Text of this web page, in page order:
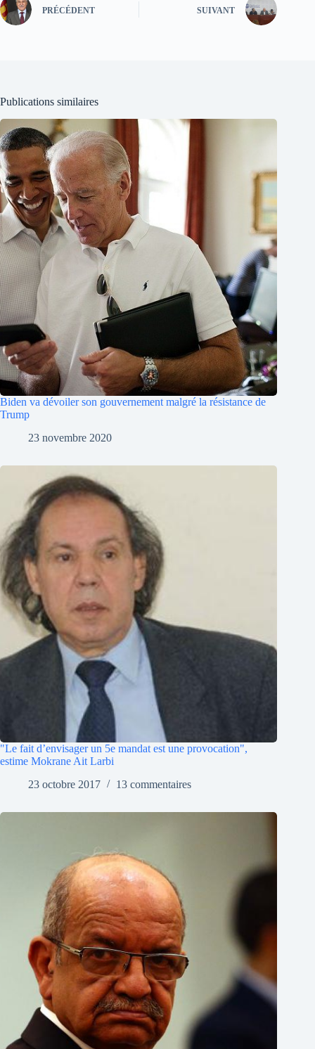
PRÉCÉDENT SUIVANT
Publications similaires
Biden va dévoiler son gouvernement malgré la résistance de
Trump
23 novembre 2020
"Le fait d’envisager un 5e mandat est une provocation",
estime Mokrane Ait Larbi
23 octobre 2017
13 commentaires